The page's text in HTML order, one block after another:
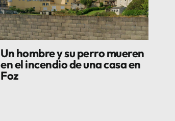
Un hombre y su perro mueren
en el incendio de una casa en
Foz